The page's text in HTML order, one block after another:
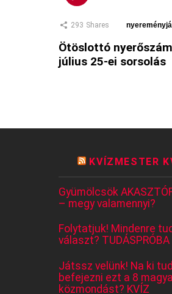
293 Shares
Ötöslottó
július 25-ei sorsolás
KVÍZMESTER
Gyümölcsök
– megy valamennyi?
Folytatjuk! Mindenre
választ? TUDÁSPRÓBA
Játssz velünk! Na ki
befejezni ezt a 8
közmondást? KVÍZ